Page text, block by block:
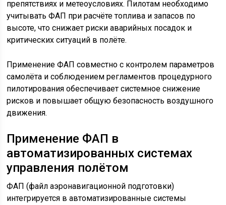
препятствиях и метеоусловиях. Пилотам необходимо
учитывать ФАП при расчёте топлива и запасов по
высоте, что снижает риски аварийных посадок и
критических ситуаций в полёте.
Применение ФАП совместно с контролем параметров
самолёта и соблюдением регламентов процедурного
пилотирования обеспечивает системное снижение
рисков и повышает общую безопасность воздушного
движения.
Применение ФАП в
автоматизированных системах
управления полётом
ФАП (файл аэронавигационной подготовки)
интегрируется в автоматизированные системы